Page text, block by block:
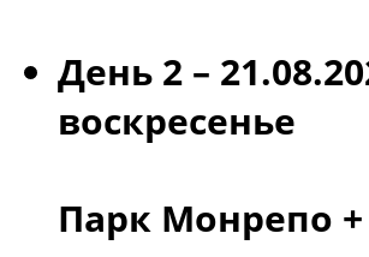
День 2 –
воскресенье
Парк Монрепо +